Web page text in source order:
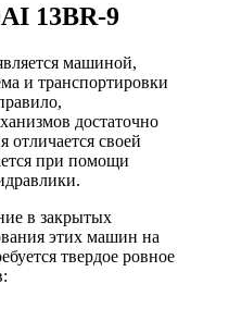
13BR-9
машиной,
и транспортировки
достаточно
отличается своей
при помощи
в закрытых
этих машин на
твердое ровное